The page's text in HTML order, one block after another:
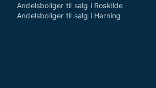
Andelsboliger til salg i Roskilde
Andelsboliger til salg i Herning